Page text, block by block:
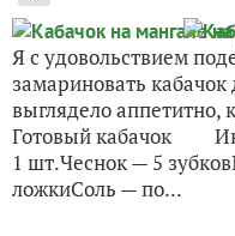
Я с удовольствием
замариновать
выглядело аппетитно,
Готовый кабачок
1 шт.Чеснок — 5
ложкиСоль — по...